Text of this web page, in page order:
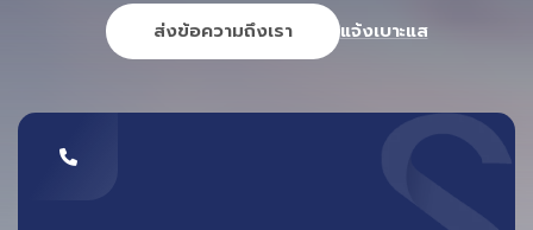
ส่งข้อความถึงเรา แจ้งเบาะแส